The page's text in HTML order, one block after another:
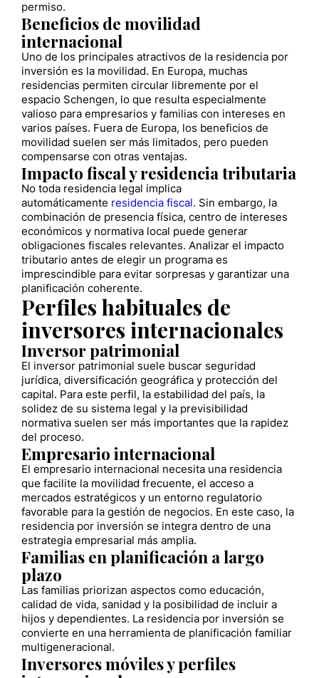
permiso.
Beneficios de movilidad
internacional
Uno de los principales atractivos de la residencia por
inversión es la movilidad. En Europa, muchas
residencias permiten circular libremente por el
espacio Schengen, lo que resulta especialmente
valioso para empresarios y familias con intereses en
varios países. Fuera de Europa, los beneficios de
movilidad suelen ser más limitados, pero pueden
compensarse con otras ventajas.
Impacto fiscal y residencia tributaria
No toda residencia legal implica
automáticamente residencia fiscal. Sin embargo, la
combinación de presencia física, centro de intereses
económicos y normativa local puede generar
obligaciones fiscales relevantes. Analizar el impacto
tributario antes de elegir un programa es
imprescindible para evitar sorpresas y garantizar una
planificación coherente.
Perfiles habituales de
inversores internacionales
Inversor patrimonial
El inversor patrimonial suele buscar seguridad
jurídica, diversificación geográfica y protección del
capital. Para este perfil, la estabilidad del país, la
solidez de su sistema legal y la previsibilidad
normativa suelen ser más importantes que la rapidez
del proceso.
Empresario internacional
El empresario internacional necesita una residencia
que facilite la movilidad frecuente, el acceso a
mercados estratégicos y un entorno regulatorio
favorable para la gestión de negocios. En este caso, la
residencia por inversión se integra dentro de una
estrategia empresarial más amplia.
Familias en planificación a largo
plazo
Las familias priorizan aspectos como educación,
calidad de vida, sanidad y la posibilidad de incluir a
hijos y dependientes. La residencia por inversión se
convierte en una herramienta de planificación familiar
multigeneracional.
Inversores móviles y perfiles